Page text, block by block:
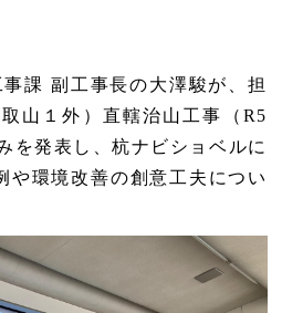
課 副工事長の大澤駿が、担
山１外）直轄治山工事（R5
を発表し、杭ナビショベルに
や環境改善の創意工夫につい